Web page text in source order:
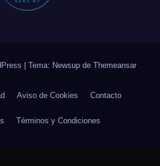
Tema: Newsup de Themeansar
Aviso de Cookies Contacto
Términos y Condiciones